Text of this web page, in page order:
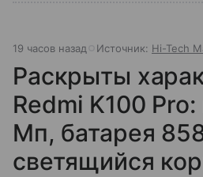
19 часов назад Источник: Hi-Tech
Раскрыты
Redmi K100
Мп, батарея
светящийся